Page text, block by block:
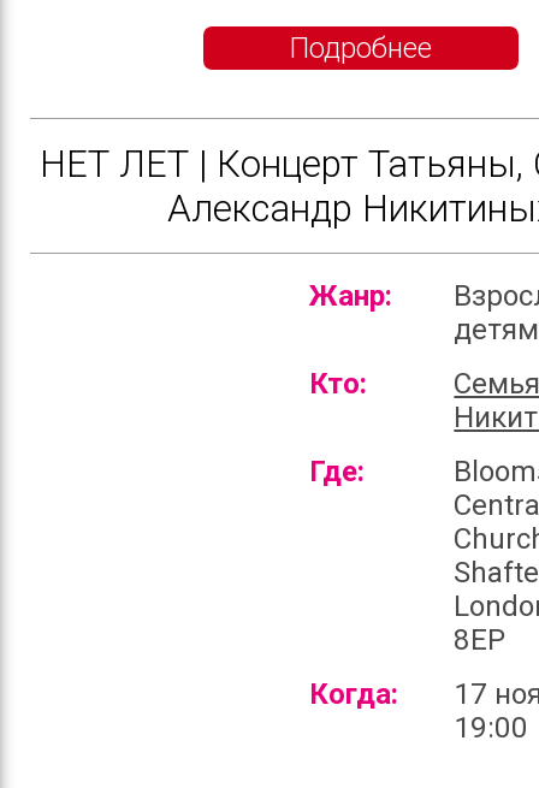
Подробнее
НЕТ ЛЕТ | Концерт Татьяны,
Александр
Жанр:
детям
Кто:
Где:
8EP
Когда:
17
19:00